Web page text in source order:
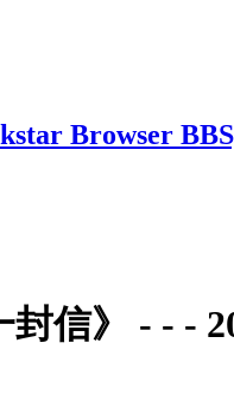
封信》 - - -